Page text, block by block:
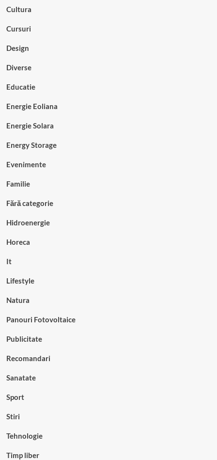
Cultura
Cursuri
Design
Diverse
Educatie
Energie Eoliana
Energie Solara
Energy Storage
Evenimente
Familie
Fără categorie
Hidroenergie
Horeca
It
Lifestyle
Natura
Panouri Fotovoltaice
Publicitate
Recomandari
Sanatate
Sport
Stiri
Tehnologie
Timp liber